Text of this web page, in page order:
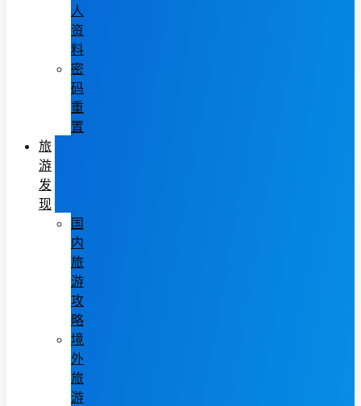
人
资
料
密
码
重
置
旅
游
发
现
国
内
旅
游
攻
略
境
外
旅
游